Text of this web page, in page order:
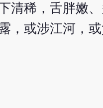
清稀，舌胖嫩
，或涉江河，